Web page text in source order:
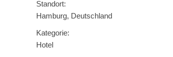
Standort:
Hamburg, Deutschland
Kategorie:
Hotel